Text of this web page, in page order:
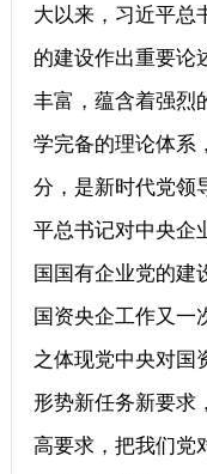
大以来，习近平总
的建设作出重要论
丰富，蕴含着强烈
学完备的理论体系
分，是新时代党领
平总书记对中央企
国国有企业党的建
国资央企工作又一
之体现党中央对国
形势新任务新要求
高要求，把我们党